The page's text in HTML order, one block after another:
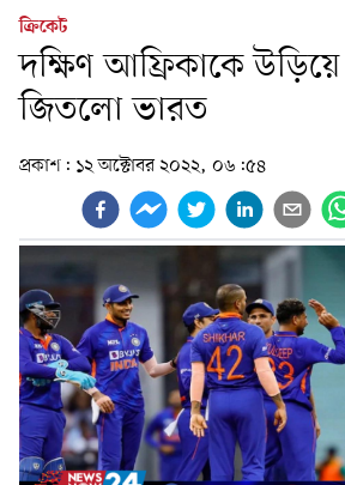
ক্রিকেট
দক্ষিণ আফ্রিকাকে
জিতলো ভারত
প্রকাশ: ১২ অক্টোবর ২০২২, ০৬:৫৪